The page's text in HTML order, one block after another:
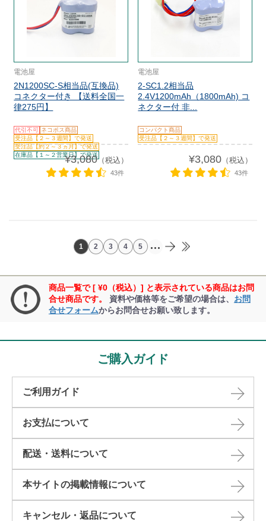
電池屋
2N1200SC-S相当品(互換品)
コネクター付き 【送料全国一
律275円】
代引不可 ネコポス商品
受注品【２～３週間】で発送
受注品【約２～３ヵ月】で発送
在庫品【１～２営業日】で発送
¥3,080（税込）
43件
電池屋
2-SC1.2相当品
2.4V1200mAh（1800mAh) コ
ネクター付 非...
コンパクト商品
受注品【２～３週間】で発送
¥3,080（税込）
43件
1 2 3 4 5 ...
商品一覧で [ ¥0（税込）] と表示されている商品はお問
合せ商品です。
資料や価格等をご希望の場合は、 お問
合せフォームからお問合せお願い致します。
ご購入ガイド
ご利用ガイド
お支払について
配送・送料について
本サイトの掲載情報について​
キャンセル・返品について​